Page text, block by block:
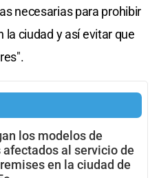
necesarias para prohibir
la ciudad y así evitar que
los modelos de
afectados al servicio de
en la ciudad de